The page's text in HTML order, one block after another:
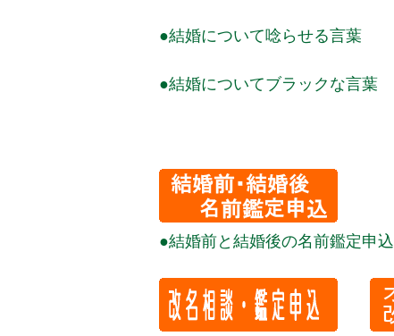
●結婚について唸らせる言葉
●結婚についてブラックな言葉
●結婚前と結婚後の名前鑑定申込